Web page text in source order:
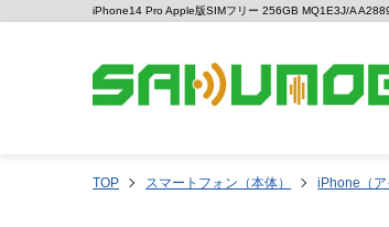
iPhone14 Pro Apple版SIMフリー 256GB MQ1E3J/A
TOP スマートフォン（本体） iPhone（ア